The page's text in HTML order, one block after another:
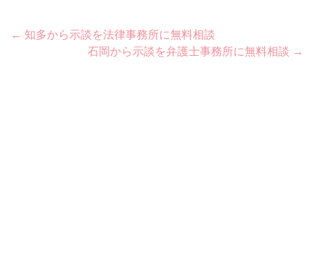
Post
navigation
← 知多から示談を法律事務所に無料相談
石岡から示談を弁護士事務所に無料相談 →